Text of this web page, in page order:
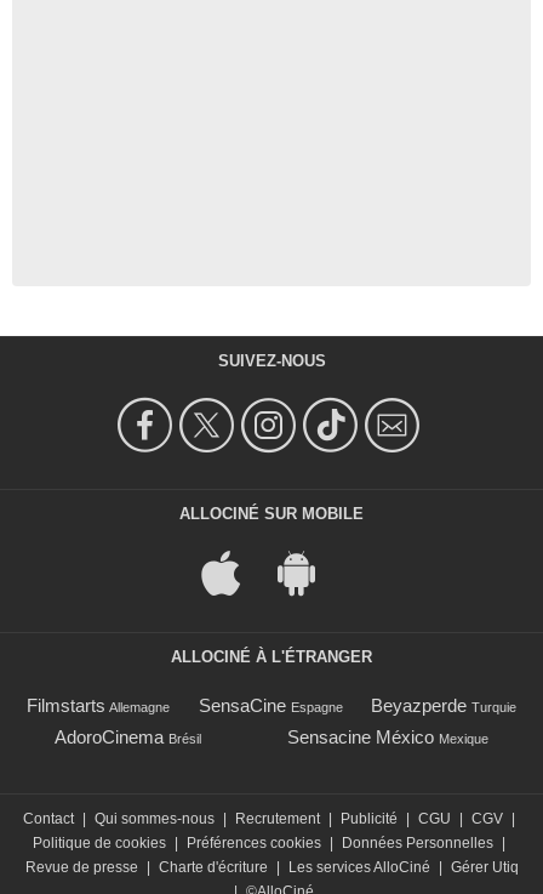
SUIVEZ-NOUS
ALLOCINÉ SUR MOBILE
ALLOCINÉ À L'ÉTRANGER
Filmstarts Allemagne SensaCine Espagne Beyazperde Turquie
AdoroCinema Brésil Sensacine México Mexique
Contact | Qui sommes-nous | Recrutement | Publicité | CGU | CGV |
Politique de cookies | Préférences cookies | Données Personnelles |
Revue de presse
| Charte d'écriture | Les services AlloCiné | Gérer Utiq